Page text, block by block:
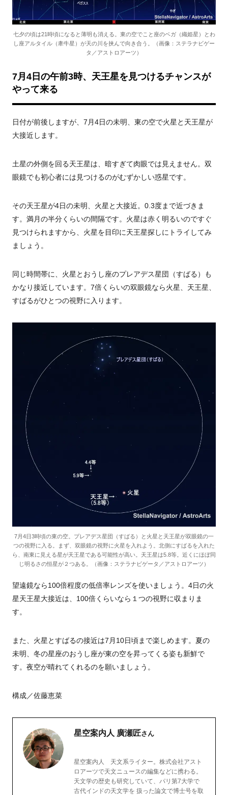
七夕の頃は21時頃になると薄明も消える。東の空でこと座のベガ（織姫星）とわ
し座アルタイル（牽牛星）が天の川を挟んで向き合う。（画像：ステラナビゲー
タ／アストロアーツ）
7月4日の午前3時、天王星を見つけるチャンスが
やって来る
日付が前後しますが、7月4日の未明、東の空で火星と天王星が
大接近します。
土星の外側を回る天王星は、暗すぎて肉眼では見えません。双
眼鏡でも初心者には見つけるのがむずかしい惑星です。
その天王星が4日の未明、火星と大接近。0.3度まで近づきま
す。満月の半分くらいの間隔です。火星は赤く明るいのですぐ
見つけられますから、火星を目印に天王星探しにトライしてみ
ましょう。
同じ時間帯に、火星とおうし座のプレアデス星団（すばる）も
かなり接近しています。7倍くらいの双眼鏡なら火星、天王星、
すばるがひとつの視野に入ります。
7月4日3時頃の東の空。プレアデス星団（すばる）と火星と天王星が双眼鏡の一
つの視野に入る。まず、双眼鏡の視野に火星を入れよう。北側にすばるを入れた
ら、南東に見える星が天王星である可能性が高い。天王星は5.8等。近くにほぼ同
じ明るさの恒星が２つある。（画像：ステラナビゲータ／アストロアーツ）
望遠鏡なら100倍程度の低倍率レンズを使いましょう。4日の火
星天王星大接近は、100倍くらいなら１つの視野に収まりま
す。
また、火星とすばるの接近は7月10日頃まで楽しめます。夏の
未明、冬の星座のおうし座が東の空を昇ってくる姿も新鮮で
す。夜空が晴れてくれるのを願いましょう。
構成／佐藤恵菜
星空案内人 廣瀬匠さん
星空案内人 天文系ライター。株式会社アスト
ロアーツで天文ニュースの編集などに携わる。
天文学の歴史も研究していて、パリ第7大学で
古代インドの天文学を 扱った論文で博士号を取